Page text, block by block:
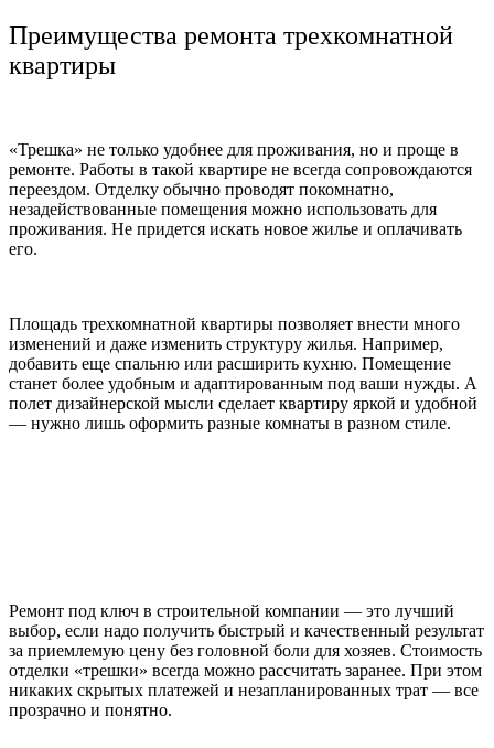
Преимущества ремонта трехкомнатной
квартиры
«Трешка» не только удобнее для проживания, но и проще в
ремонте. Работы в такой квартире не всегда сопровождаются
переездом. Отделку обычно проводят покомнатно,
незадействованные помещения можно использовать для
проживания. Не придется искать новое жилье и оплачивать
его.
Площадь трехкомнатной квартиры позволяет внести много
изменений и даже изменить структуру жилья. Например,
добавить еще спальню или расширить кухню. Помещение
станет более удобным и адаптированным под ваши нужды. А
полет дизайнерской мысли сделает квартиру яркой и удобной
— нужно лишь оформить разные комнаты в разном стиле.
Ремонт под ключ в строительной компании — это лучший
выбор, если надо получить быстрый и качественный результат
за приемлемую цену без головной боли для хозяев. Стоимость
отделки «трешки» всегда можно рассчитать заранее. При этом
никаких скрытых платежей и незапланированных трат — все
прозрачно и понятно.